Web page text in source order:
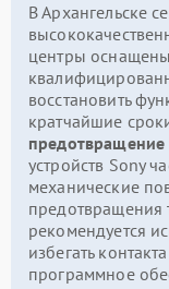
В Архангельске
центры
восстановить
кратчайшие
предотвращение
устройств Sony
механические
предотвращения
рекомендуется
избегать
программное